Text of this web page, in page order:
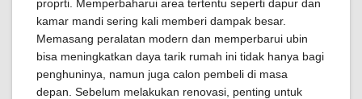
proprti. Memperbaharui area tertentu seperti dapur dan
kamar mandi sering kali memberi dampak besar.
Memasang peralatan modern dan memperbarui ubin
bisa meningkatkan daya tarik rumah ini tidak hanya bagi
penghuninya, namun juga calon pembeli di masa
depan. Sebelum melakukan renovasi, penting untuk